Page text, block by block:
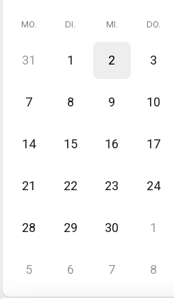
Ideal für Eltern, Kinder und
MO. DI. MI. DO.
31 1 2 3
7 8 9 10
14 15 16 17
21 22 23 24
28 29 30 1
5 6 7 8